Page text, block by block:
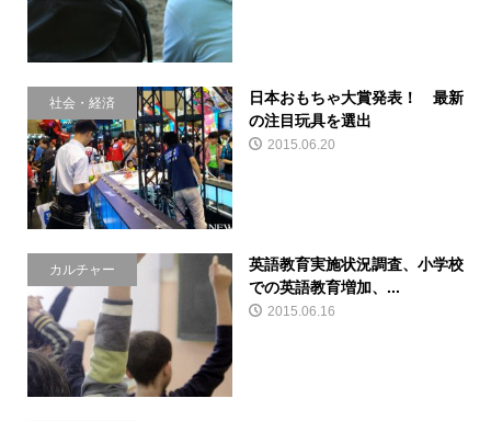
社会・経済
日本おもちゃ大賞発表！ 最新
の注目玩具を選出
2015.06.20
カルチャー
英語教育実施状況調査、小学校
での英語教育増加、...
2015.06.16